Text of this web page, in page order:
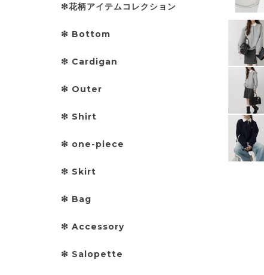
❇︎花柄アイテムコレクション
❇︎ Bottom
❇︎ Cardigan
❇︎ Outer
❇︎ Shirt
❇︎ one-piece
❇︎ Skirt
❇︎ Bag
❇︎ Accessory
❇︎ Salopette